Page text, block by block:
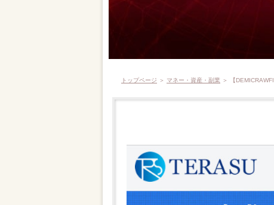
トップページ ＞ マネー・資産・副業 ＞ 【